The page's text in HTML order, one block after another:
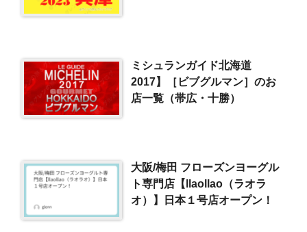
ミシュランガイド北海道
2017】［ビブグルマン］のお
店一覧（帯広・十勝）
大阪/梅田 フローズンヨーグル
ト専門店【llaollao（ラオラ
オ）】日本１号店オープン！